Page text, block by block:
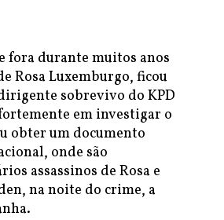
fora durante muitos anos
Rosa Luxemburgo, ficou
sobrevivo do KPD
em investigar o
obter um documento
onde são
assassinos de Rosa e
na noite do crime, a